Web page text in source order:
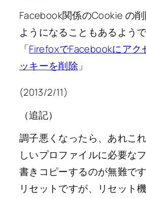
Facebook関係のCookie の
ようになることもあるよう
「FirefoxでFacebookにアク
ッキーを削除 」
(2013/2/11)
（追記）
調子悪くなったら、あれこ
しいプロファイルに必要な
書きコピーするのが無難です
リセットですが、リセット